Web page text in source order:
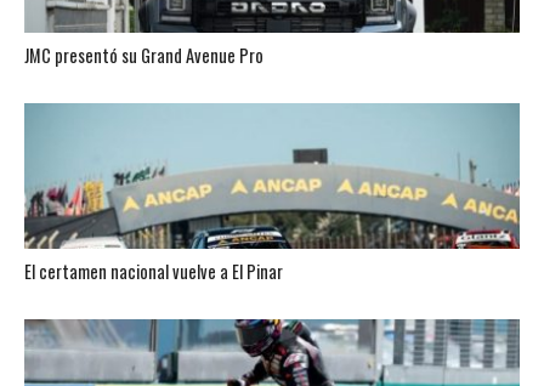
JMC presentó su Grand Avenue Pro
El certamen nacional vuelve a El Pinar